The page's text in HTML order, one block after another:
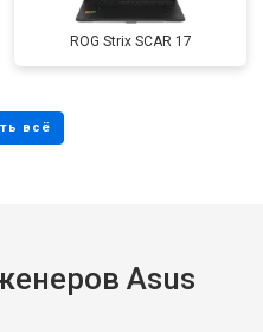
ROG Strix SCAR 17
Asus